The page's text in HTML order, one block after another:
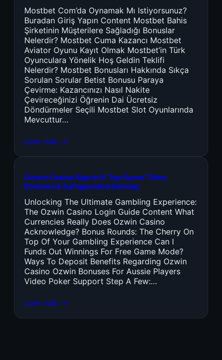
Mostbet Com’da Oynamak Mı Istiyorsunuz?
Buradan Giriş Yapın Content Mostbet Bahis
Şirketinin Müşterilere Sağladığı Bonuslar
Nelerdir? Mostbet Cuma Kazancı Mostbet
Aviator Oyunu Kayıt Olmak Mostbet’in Türk
Oyunculara Yönelik Hoş Geldin Teklifi
Nelerdir? Mostbet Bonusları Hakkında Sıkça
Sorulan Sorular Betist Bonusu Paraya
Çevirme: Kazancınızı Nasıl Nakite
Çevireceğinizi Öğrenin Dai Ücretsiz
Döndürmeler Seçili Mostbet Slot Oyunlarında
Mevcuttur…
Leer más →
Ozwin Casino Sign In ᐉ Top Game Titles,
Bonuses & Safeguarded Gaming
Unlocking The Ultimate Gambling Experience:
The Ozwin Casino Login Guide Content What
Currencies Really Does Ozwin Casino
Acknowledge? Bonus Rounds: The Cherry On
Top Of Your Gambling Experience Can I
Funds Out Winnings For Free Game Mode?
Ways To Deposit Benefits Regarding Ozwin
Casino Ozwin Bonuses For Aussie Players
Video Poker Support Step A Few:…
Leer más →